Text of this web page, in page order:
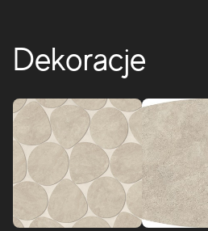
Dekoracje